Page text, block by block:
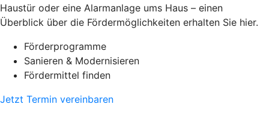
Haustür oder eine Alarmanlage ums Haus – einen
Überblick über die Fördermöglichkeiten erhalten Sie hier.
Förderprogramme
Sanieren & Modernisieren
Fördermittel finden
Jetzt Termin vereinbaren